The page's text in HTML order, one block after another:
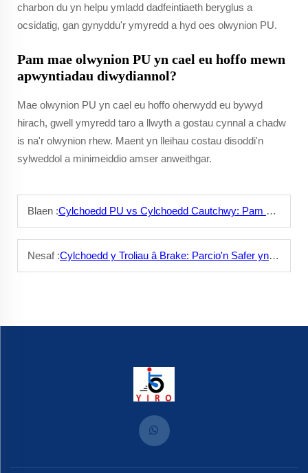
charbon du yn helpu ymladd dadfeintiaeth beryglus a
ocsidatig, gan gynyddu'r ymyredd a hyd oes olwynion PU.
Pam mae olwynion PU yn cael eu hoffo mewn
apwyntiadau diwydiannol?
Mae olwynion PU yn cael eu hoffo oherwydd eu bywyd
hirach, gwell ymyredd taro a llwyth a gostau cynnal a chadw
is na'r olwynion rhew. Maent yn lleihau costau disoddi'n
sylweddol a minimeiddio amser anweithgar.
Blaen :Cylchoedd PU vs Cylchoedd Cautchwy: Pam mae PU yn Dewis Gwell
Nesaf :Cylchoedd y Troliau â Brake: Parcio'n Safer yn y Bob Sitwaciwn